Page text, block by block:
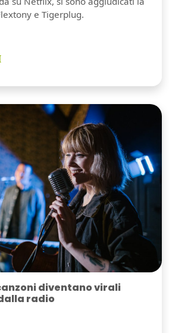
e Tigerplug.
diventano virali
radio